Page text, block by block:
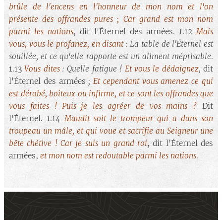
brûle de l'encens en l'honneur de mon nom et l'on
présente des offrandes pures ; Car grand est mon nom
parmi les nations, dit l'Éternel des armées. 1.12Mais
vous, vous le profanez, en disant: La table de l'Éternel est
souillée, et ce qu'elle rapporte est un aliment méprisable.
1.13Vous dites: Quelle fatigue ! Et vous le dédaignez,dit
l'Éternel des armées ;Et cependant vous amenez ce qui
est dérobé, boiteux ou infirme, et ce sont les offrandes que
vous faites ! Puis-je les agréer de vos mains ? Dit
l'Éternel. 1.14Maudit soit le trompeur qui a dans son
troupeau un mâle, et qui voue et sacrifie au Seigneur une
bête chétive ! Car je suis un grand roi, dit l'Éternel des
armées, et mon nom est redoutable parmi les nations.